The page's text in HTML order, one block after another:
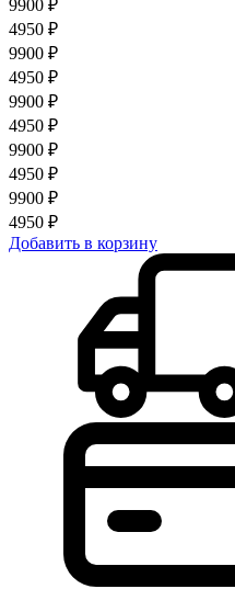
9900 ₽
4950 ₽
9900 ₽
4950 ₽
9900 ₽
4950 ₽
9900 ₽
4950 ₽
9900 ₽
4950 ₽
Добавить в корзину